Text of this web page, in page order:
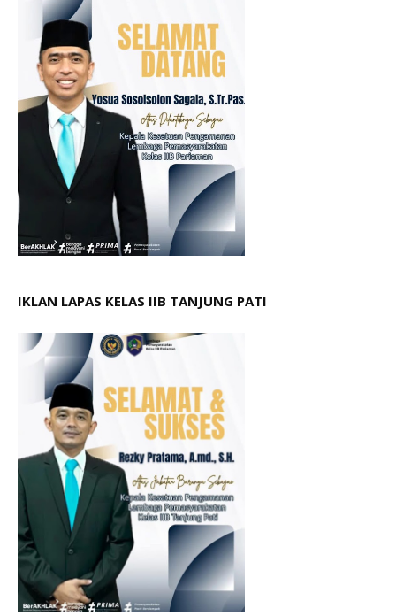
IKLAN LAPAS KELAS IIB TANJUNG PATI